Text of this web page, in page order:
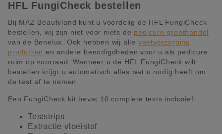
HFL FungiCheck bestellen
Bij MAZ Beautyland kunt u voordelig de HFL FungiCheck
bestellen, wij zijn niet voor niets de pedicure groothandel
van de Benelux. Ook hebben wij alle voetverzorging
producten en andere benodigdheden voor u als pedicure
ruim op voorraad. Wanneer u de HFL FungiCheck wilt
bestellen krijgt u automatisch alles wat u nodig heeft om
de test af te nemen.
Een FungiCheck kit bevat 10 complete tests inclusief:
Teststrips
Extractie vloeistof